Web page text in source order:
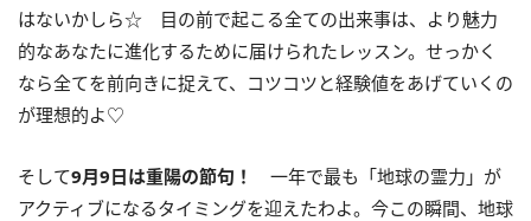
はないかしら☆ 目の前で起こる全ての出来事は、より魅力
的なあなたに進化するために届けられたレッスン。せっかく
なら全てを前向きに捉えて、コツコツと経験値をあげていくの
が理想的よ♡
そして9月9日は重陽の節句！
一年で最も「地球の霊力」が
アクティブになるタイミングを迎えたわよ。今この瞬間、地球